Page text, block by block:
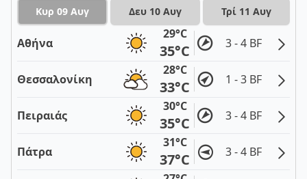
Κυρ 09 Αυγ Δευ 10 Αυγ Τρί 11 Αυγ
Αθήνα
29°C
35°C 3 - 4 BF
Θεσσαλονίκη
28°C
33°C 1 - 3 BF
Πειραιάς
30°C
35°C 3 - 4 BF
Πάτρα
31°C
37°C 3 - 4 BF